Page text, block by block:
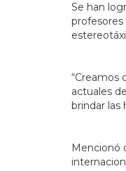
Se han
profesores
“Creamos
actuales
brindar las
Mencionó